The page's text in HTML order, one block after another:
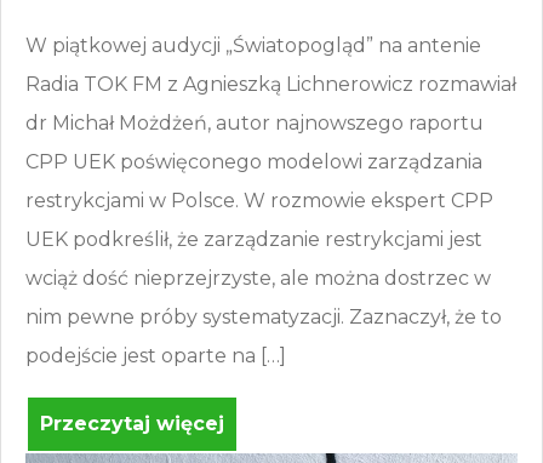
W piątkowej audycji „Światopogląd” na antenie
Radia TOK FM z Agnieszką Lichnerowicz rozmawiał
dr Michał Możdżeń, autor najnowszego raportu
CPP UEK poświęconego modelowi zarządzania
restrykcjami w Polsce. W rozmowie ekspert CPP
UEK podkreślił, że zarządzanie restrykcjami jest
wciąż dość nieprzejrzyste, ale można dostrzec w
nim pewne próby systematyzacji. Zaznaczył, że to
podejście jest oparte na […]
Przeczytaj więcej